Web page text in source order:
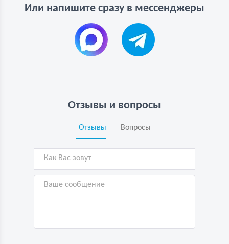
Или напишите сразу в мессенджеры
Отзывы и вопросы
Отзывы Вопросы